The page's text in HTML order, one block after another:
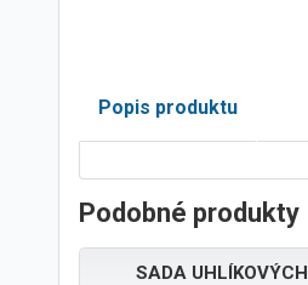
Popis produktu
Podobné produkty
SADA UHLÍKOVÝCH